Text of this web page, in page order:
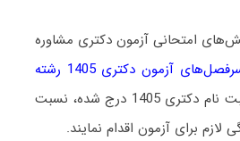
امتحانی آزمون دکتری مشاوره
سرفصل‌های آزمون دکتری 1405 رشته
که در دفترچه ثبت نام دکتری 1405 درج شده، نسبت
برای آزمون اقدام نمایند.